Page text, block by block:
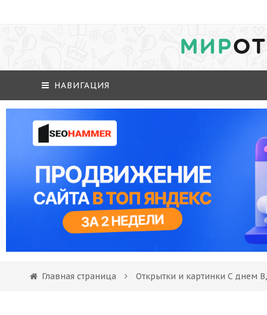
МИР
НАВИГАЦИЯ
Главная страница Открытки и картинки С днем